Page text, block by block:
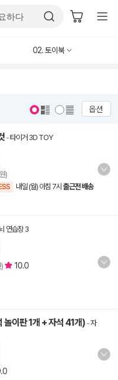
02. 토이북
옵션
-타이거 3D TOY
)
내일 (월) 아침 7시 출근전 배송
연습장 3
10.0
놀이판 1개 + 자석 41개) -자